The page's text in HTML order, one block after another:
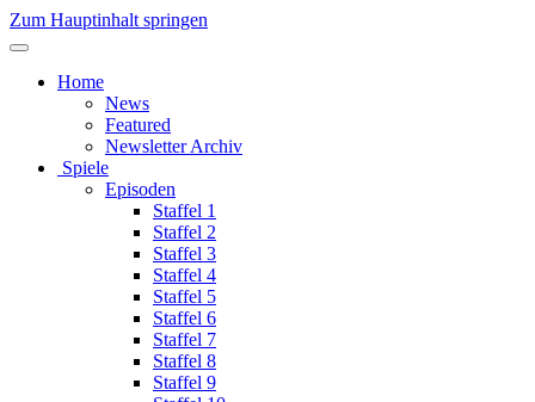
Zum Hauptinhalt springen
Home
News
Featured
Newsletter Archiv
Spiele
Episoden
Staffel 1
Staffel 2
Staffel 3
Staffel 4
Staffel 5
Staffel 6
Staffel 7
Staffel 8
Staffel 9